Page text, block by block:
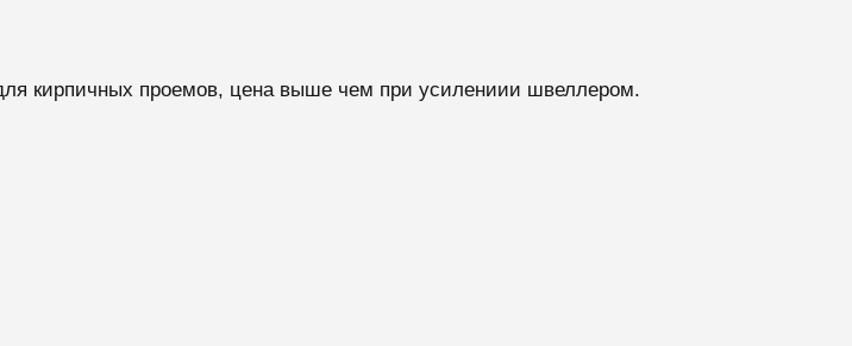
кирпичных проемов, цена выше чем при усилениии швеллером.